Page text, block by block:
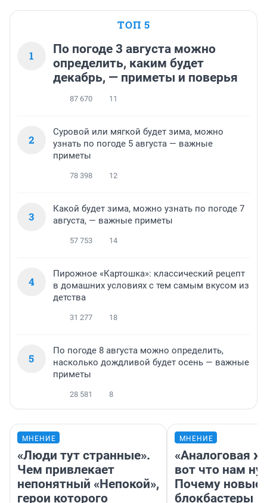
ТОП 5
1
По погоде 3 августа можно
определить, каким будет
декабрь, — приметы и поверья
87 670 11
2
Суровой или мягкой будет зима, можно
узнать по погоде 5 августа — важные
приметы
78 398 12
3
Какой будет зима, можно узнать по погоде 7
августа, — важные приметы
57 753 14
4
Пирожное «Картошка»: классический рецепт
в домашних условиях с тем самым вкусом из
детства
31 277 18
5
По погоде 8 августа можно определить,
насколько дождливой будет осень — важные
приметы
28 581 8
МНЕНИЕ
«Люди тут странные».
Чем привлекает
непонятный «Непокой»,
герои которого
МНЕНИЕ
«Аналоговая
вот что нам
Почему новые
блокбастеры